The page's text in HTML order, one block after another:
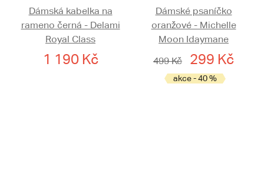
Dámská kabelka na
rameno černá - Delami
Royal Class
1 190 Kč
Dámské psaníčko
oranžové - Michelle
Moon Idaymane
499 Kč
299 Kč
akce - 40 %